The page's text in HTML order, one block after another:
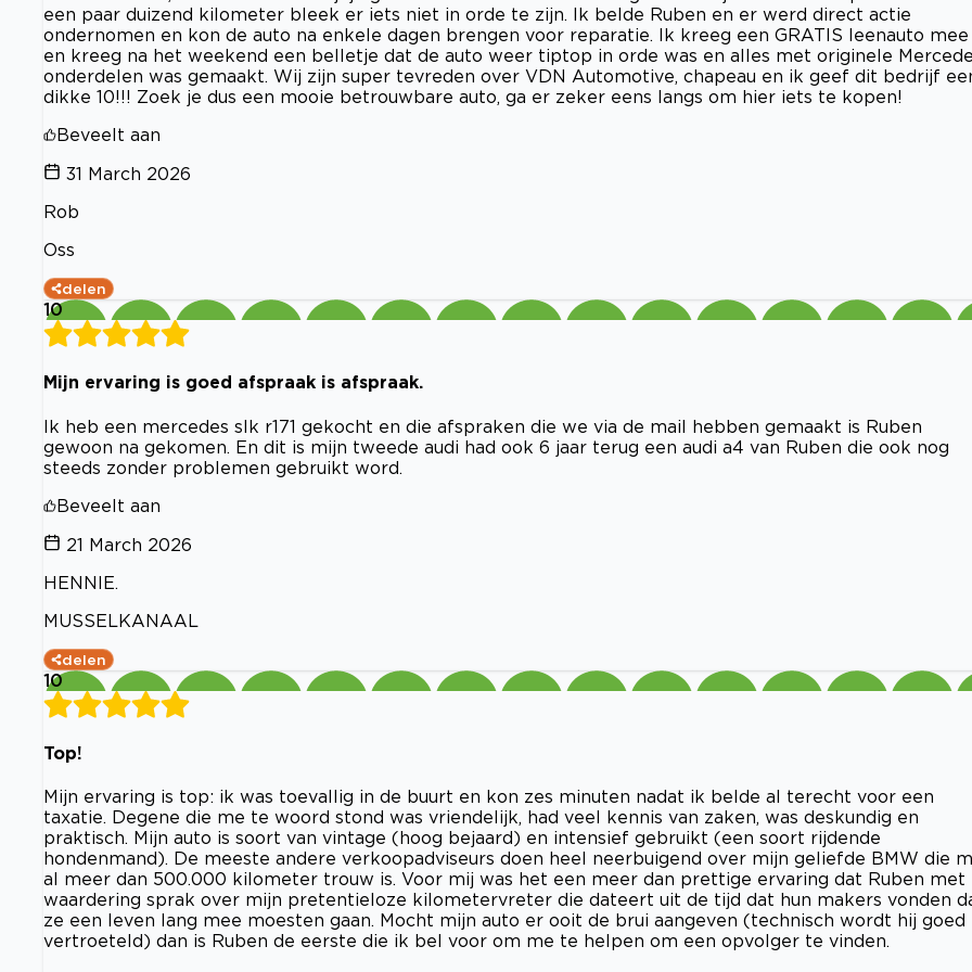
een paar duizend kilometer bleek er iets niet in orde te zijn. Ik belde Ruben en er werd direct actie
ondernomen en kon de auto na enkele dagen brengen voor reparatie. Ik kreeg een GRATIS leenauto mee
en kreeg na het weekend een belletje dat de auto weer tiptop in orde was en alles met originele
onderdelen was gemaakt. Wij zijn super tevreden over VDN Automotive, chapeau en ik geef dit bedrijf
dikke 10!!! Zoek je dus een mooie betrouwbare auto, ga er zeker eens langs om hier iets te kopen!
Beveelt aan
31 March 2026
Rob
Oss
delen
10
Mijn ervaring is goed afspraak is afspraak.
Ik heb een mercedes slk r171 gekocht en die afspraken die we via de mail hebben gemaakt is Ruben
gewoon na gekomen. En dit is mijn tweede audi had ook 6 jaar terug een audi a4 van Ruben die ook nog
steeds zonder problemen gebruikt word.
Beveelt aan
21 March 2026
HENNIE.
MUSSELKANAAL
delen
10
Top!
Mijn ervaring is top: ik was toevallig in de buurt en kon zes minuten nadat ik belde al terecht voor een
taxatie. Degene die me te woord stond was vriendelijk, had veel kennis van zaken, was deskundig en
praktisch. Mijn auto is soort van vintage (hoog bejaard) en intensief gebruikt (een soort rijdende
hondenmand). De meeste andere verkoopadviseurs doen heel neerbuigend over mijn geliefde BMW die
al meer dan 500.000 kilometer trouw is. Voor mij was het een meer dan prettige ervaring dat Ruben met
waardering sprak over mijn pretentieloze kilometervreter die dateert uit de tijd dat hun makers vonden
ze een leven lang mee moesten gaan. Mocht mijn auto er ooit de brui aangeven (technisch wordt hij goed
vertroeteld) dan is Ruben de eerste die ik bel voor om me te helpen om een opvolger te vinden.